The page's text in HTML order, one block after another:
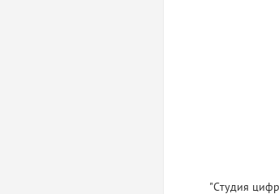
"Студия